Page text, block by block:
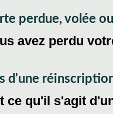
perdue, volée
avez perdu
d'une
ce qu'il s'agit